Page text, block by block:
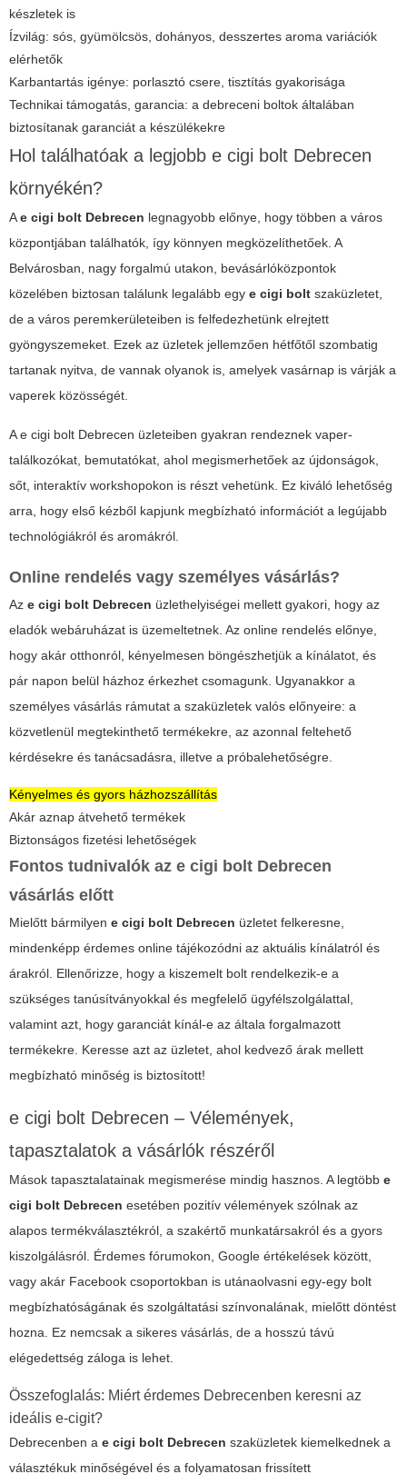
készletek is
Ízvilág: sós, gyümölcsös, dohányos, desszertes aroma variációk
elérhetők
Karbantartás igénye: porlasztó csere, tisztítás gyakorisága
Technikai támogatás, garancia: a debreceni boltok általában
biztosítanak garanciát a készülékekre
Hol találhatóak a legjobb e cigi bolt Debrecen
környékén?
Ae cigi bolt Debrecen legnagyobb előnye, hogy többen a város
központjában találhatók, így könnyen megközelíthetőek. A
Belvárosban, nagy forgalmú utakon, bevásárlóközpontok
közelében biztosan találunk legalább egy e cigi bolt szaküzletet,
de a város peremkerületeiben is felfedezhetünk elrejtett
gyöngyszemeket. Ezek az üzletek jellemzően hétfőtől szombatig
tartanak nyitva, de vannak olyanok is, amelyek vasárnap is várják a
vaperek közösségét.
Ae cigi bolt Debrecen üzleteiben gyakran rendeznek vaper-
találkozókat, bemutatókat, ahol megismerhetőek az újdonságok,
sőt, interaktív workshopokon is részt vehetünk. Ez kiváló lehetőség
arra, hogy első kézből kapjunk megbízható információt a legújabb
technológiákról és aromákról.
Online rendelés vagy személyes vásárlás?
Az e cigi bolt Debrecen üzlethelyiségei mellett gyakori, hogy az
eladók webáruházat is üzemeltetnek. Az online rendelés előnye,
hogy akár otthonról, kényelmesen böngészhetjük a kínálatot, és
pár napon belül házhoz érkezhet csomagunk. Ugyanakkor a
személyes vásárlás rámutat a szaküzletek valós előnyeire: a
közvetlenül megtekinthető termékekre, az azonnal feltehető
kérdésekre és tanácsadásra, illetve a próbalehetőségre.
Kényelmes és gyors házhozszállítás
Akár aznap átvehető termékek
Biztonságos fizetési lehetőségek
Fontos tudnivalók az e cigi bolt Debrecen
vásárlás előtt
Mielőtt bármilyen e cigi bolt Debrecen üzletet felkeresne,
mindenképp érdemes online tájékozódni az aktuális kínálatról és
árakról. Ellenőrizze, hogy a kiszemelt bolt rendelkezik-e a
szükséges tanúsítványokkal és megfelelő ügyfélszolgálattal,
valamint azt, hogy garanciát kínál-e az általa forgalmazott
termékekre. Keresse azt az üzletet, ahol kedvező árak mellett
megbízható minőség is biztosított!
e cigi bolt Debrecen – Vélemények,
tapasztalatok a vásárlók részéről
Mások tapasztalatainak megismerése mindig hasznos. A legtöbb e
cigi bolt Debrecen esetében pozitív vélemények szólnak az
alapos termékválasztékról, a szakértő munkatársakról és a gyors
kiszolgálásról. Érdemes fórumokon, Google értékelések között,
vagy akár Facebook csoportokban is utánaolvasni egy-egy bolt
megbízhatóságának és szolgáltatási színvonalának, mielőtt döntést
hozna. Ez nemcsak a sikeres vásárlás, de a hosszú távú
elégedettség záloga is lehet.
Összefoglalás: Miért érdemes Debrecenben keresni az
ideális e-cigit?
Debrecenben a e cigi bolt Debrecen szaküzletek kiemelkednek a
választékuk minőségével és a folyamatosan frissített